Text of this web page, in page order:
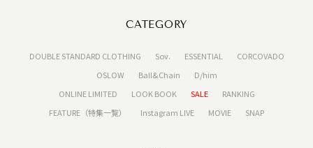
CATEGORY
DOUBLE STANDARD CLOTHING Sov. ESSENTIAL
CORCOVADO
OSLOW
Ball&Chain
D/him
ONLINE LIMITED
LOOK BOOK SALE
RANKING
FEATURE（特集一覧）
Instagram LIVE MOVIE SNAP